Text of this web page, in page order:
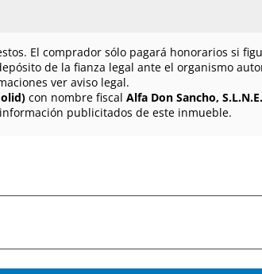
El comprador sólo pagará honorarios si
de la fianza legal ante el organismo
ver aviso legal.
con nombre fiscal Alfa Don Sancho, S.L.N.E.
publicitados de este inmueble.